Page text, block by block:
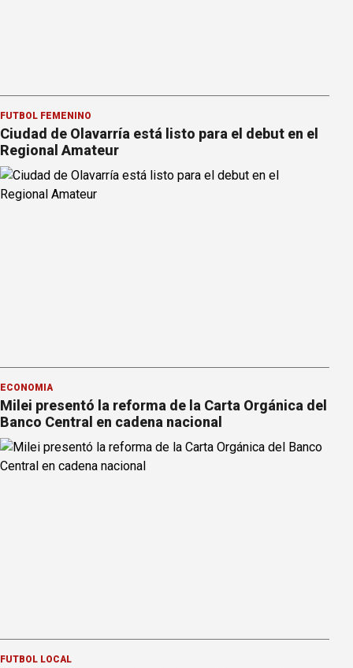
FÚTBOL FEMENINO
Ciudad de Olavarría está listo para el debut en el
Regional Amateur
ECONOMÍA
Milei presentó la reforma de la Carta Orgánica del
Banco Central en cadena nacional
FÚTBOL LOCAL